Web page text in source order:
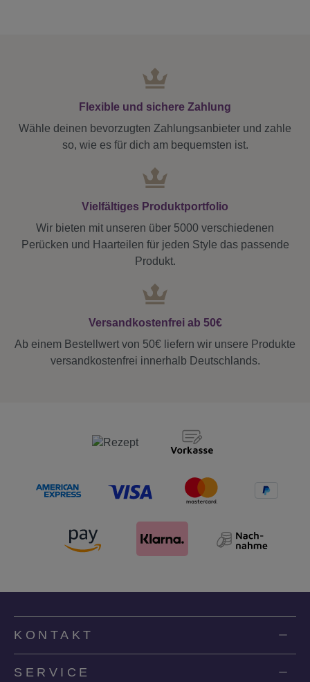
Flexible und sichere Zahlung
Wähle deinen bevorzugten Zahlungsanbieter und zahle
so, wie es für dich am bequemsten ist.
Vielfältiges Produktportfolio
Wir bieten mit unseren über 5000 verschiedenen
Perücken und Haarteilen für jeden Style das passende
Produkt.
Versandkostenfrei ab 50€
Ab einem Bestellwert von 50€ liefern wir unsere Produkte
versandkostenfrei innerhalb Deutschlands.
KONTAKT
SERVICE